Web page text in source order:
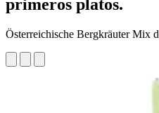
primeros platos.
Österreichische Bergkräuter Mix